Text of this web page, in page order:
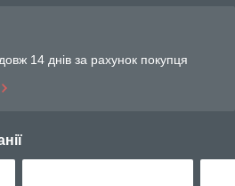
14 днів за рахунок покупця